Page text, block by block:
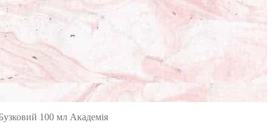
100 мл Академія